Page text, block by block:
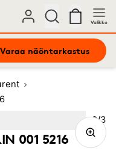
Valikko
Varaa näöntarkastus
001 5216
Kuva
2/3
3